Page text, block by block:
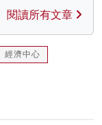
閱讀所有文章
經濟中心